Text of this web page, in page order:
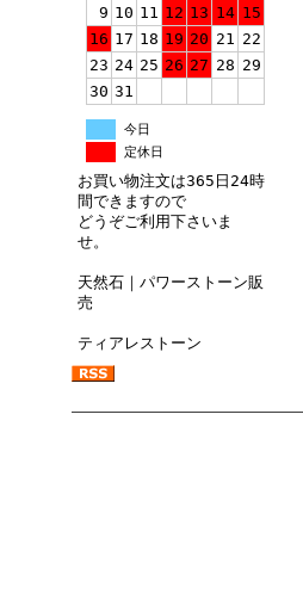
9 10 11 12 13 14 15
16 17 18 19 20 21 22
23 24 25 26 27 28 29
30 31
今日
定休日
お買い物注文は365日24時
間できますので
どうぞご利用下さいま
せ。
天然石｜パワーストーン販
売
ティアレストーン